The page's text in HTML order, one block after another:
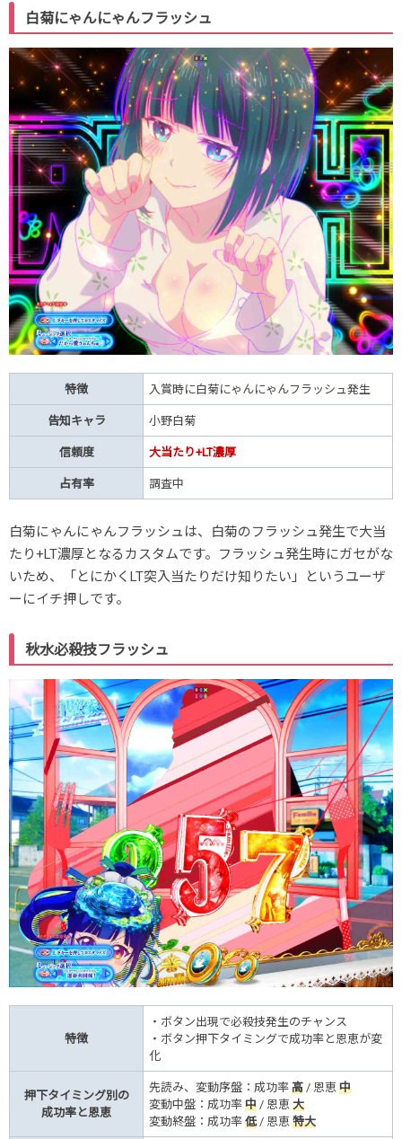
白菊にゃんにゃんフラッシュ
特徴 入賞時に白菊にゃんにゃんフラッシュ発生
告知キャラ 小野白菊
信頼度 大当たり+LT濃厚
占有率 調査中
白菊にゃんにゃんフラッシュは、白菊のフラッシュ発生で大当
たり+LT濃厚となるカスタムです。フラッシュ発生時にガセがな
いため、「とにかくLT突入当たりだけ知りたい」というユーザ
ーにイチ押しです。
秋水必殺技フラッシュ
特徴
・ボタン出現で必殺技発生のチャンス
・ボタン押下タイミングで成功率と恩恵が変
化
押下タイミング別の
成功率と恩恵
先読み、変動序盤：成功率 高 / 恩恵 中
変動中盤：成功率 中 / 恩恵 大
変動終盤：成功率 低 / 恩恵 特大